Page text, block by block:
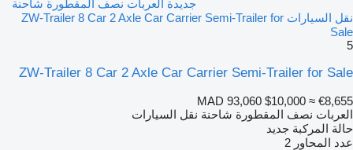
جديدة العربات نصف المقطورة شاحنة
نقل السيارات ZW-Trailer 8 Car 2 Axle Car Carrier Semi-Trailer for
Sale
5
ZW-Trailer 8 Car 2 Axle Car Carrier Semi-Trailer for Sale
MAD 93,060 $10,000 ≈ €8,655
العربات نصف المقطورة شاحنة نقل السيارات
حالة المركبة جديد
عدد المحاور 2